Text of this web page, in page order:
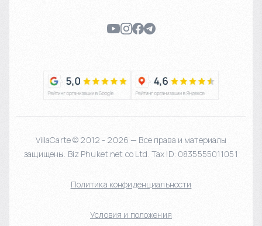
VillaCarte © 2012 - 2026 — Все права и материалы
защищены. Biz Phuket.net co Ltd. Tax ID: 0835555011051
Политика конфиденциальности
Условия и положения